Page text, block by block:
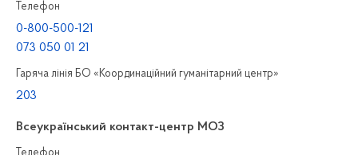
Телефон
0-800-500-121
073 050 01 21
Гаряча лінія БО «Координаційний гуманітарний центр»
203
Всеукраїнський контакт-центр МОЗ